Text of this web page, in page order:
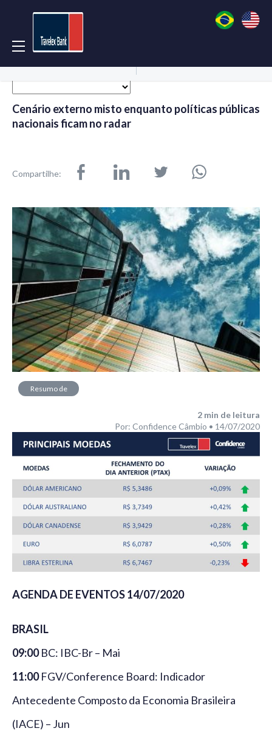
Cenário externo misto enquanto políticas públicas
nacionais ficam no radar
Compartilhe:
Resumo de
2 min de leitura
Por: Confidence Câmbio • 14/07/2020
AGENDA DE EVENTOS 14/07/2020
BRASIL
09:00BC: IBC-Br – Mai
11:00FGV/Conference Board: Indicador
Antecedente Composto da Economia Brasileira
(IACE) – Jun